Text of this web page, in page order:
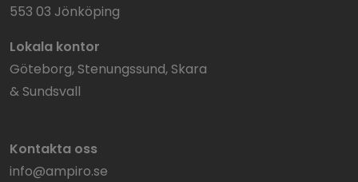
553 03 Jönköping
Lokala kontor
Göteborg, Stenungssund, Skara
& Sundsvall
Kontakta oss
info@ampiro.se